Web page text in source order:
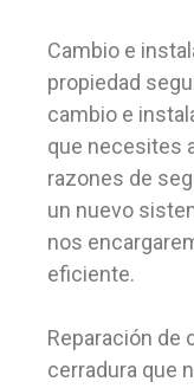
Cambio e
propiedad
cambio e
que necesites
razones de
un nuevo
nos
eficiente.
Reparación de
cerradura que